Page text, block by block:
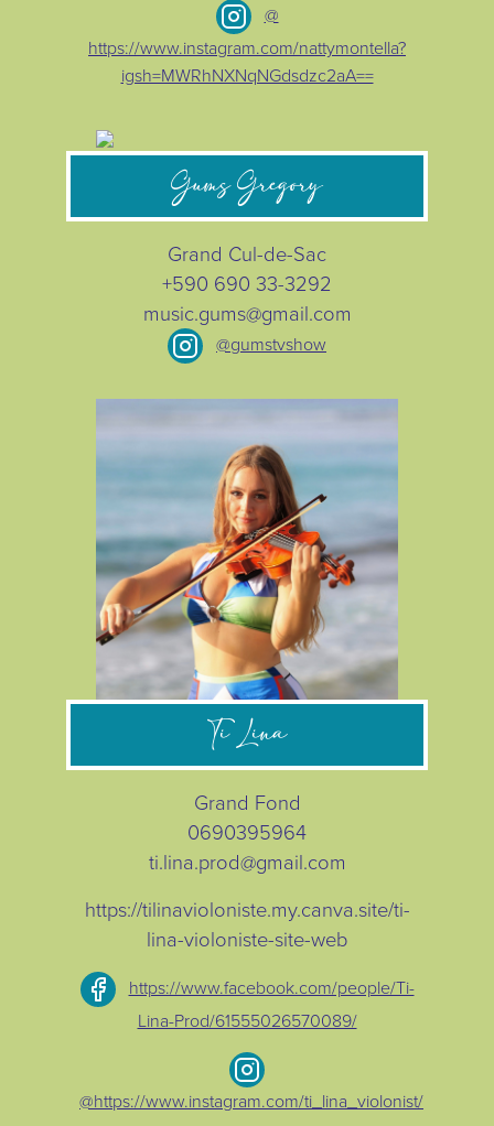
@
https://www.instagram.com/nattymontella?
igsh=MWRhNXNqNGdsdzc2aA==
Gums Gregory
Grand Cul-de-Sac
+590 690 33-3292
music.gums@gmail.com
@gumstvshow
Ti Lina
Grand Fond
0690395964
ti.lina.prod@gmail.com
https://tilinavioloniste.my.canva.site/ti-
lina-violoniste-site-web
https://www.facebook.com/people/Ti-
Lina-Prod/61555026570089/
@https://www.instagram.com/ti_lina_violonist/